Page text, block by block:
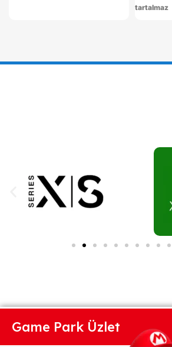
tartalmaz
Game Park Üzlet